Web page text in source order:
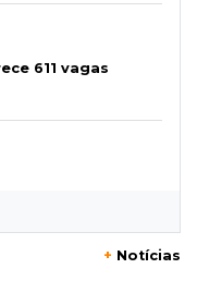
611 vagas
+ Notícias